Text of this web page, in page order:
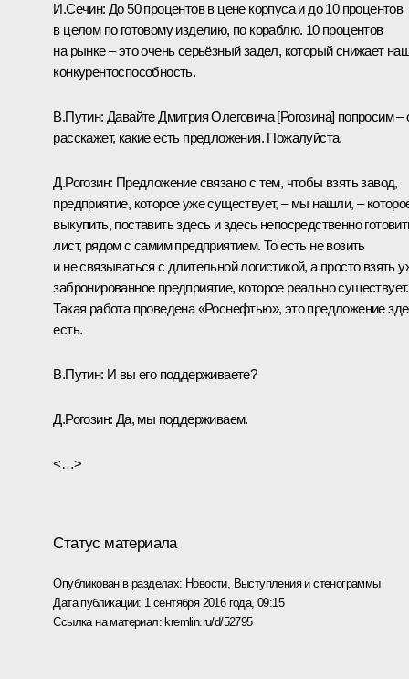
И.Сечин: До 50 процентов в цене корпуса и до 10 процентов
в целом по готовому изделию, по кораблю. 10 процентов
на рынке – это очень серьёзный задел, который снижает
конкурентоспособность.
В.Путин: Давайте Дмитрия Олеговича [Рогозина] попросим –
расскажет, какие есть предложения. Пожалуйста.
Д.Рогозин: Предложение связано с тем, чтобы взять завод,
предприятие, которое уже существует, – мы нашли, –
выкупить, поставить здесь и здесь непосредственно
лист, рядом с самим предприятием. То есть не возить
и не связываться с длительной логистикой, а просто взять
забронированное предприятие, которое реально существует.
Такая работа проведена «Роснефтью», это предложение
есть.
В.Путин: И вы его поддерживаете?
Д.Рогозин: Да, мы поддерживаем.
<…>
Статус материала
Опубликован в разделах: Новости, Выступления и стенограммы
Дата публикации: 1 сентября 2016 года, 09:15
Ссылка на материал: kremlin.ru/d/52795